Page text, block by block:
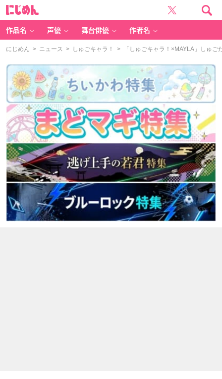
作品名 声優 舞台俳優 作者名
にじめん > ニュース > しゅごキャラ！ > 「しゅごキャラ！×MAYLA」しゅご